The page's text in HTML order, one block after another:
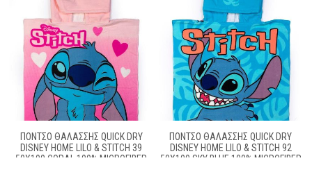
ΠΌΝΤΣΟ ΘΑΛΆΣΣΗΣ QUICK DRY
DISNEY HOME LILO & STITCH 39
50X100 CORAL 100% MICROFIBER
ΠΌΝΤΣΟ ΘΑΛΆΣΣΗΣ QUICK DRY
DISNEY HOME LILO & STITCH 92
50X100 SKY BLUE 100% MICROFIBER